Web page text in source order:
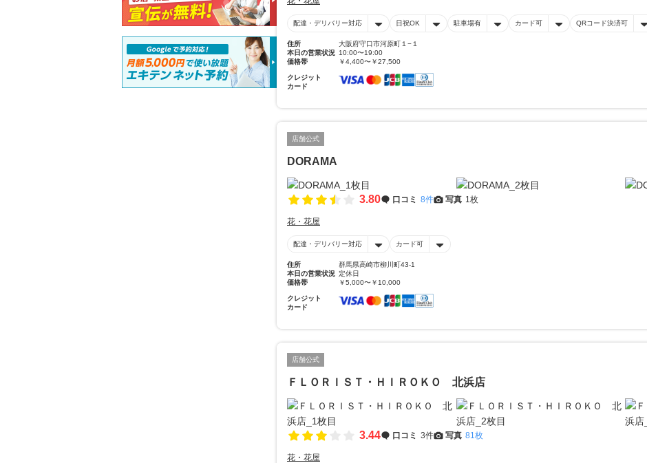
配達・デリバリー対応 日祝OK 駐車場有 カード可 QRコード決済可
住所
大阪府守口市河原町１−１
本日の営業状況 10:00〜19:00
価格帯
￥4,400〜￥27,500
クレジット
カード
店舗公式
DORAMA
3.80 口コミ 8件 写真 1枚
花・花屋
配達・デリバリー対応 カード可
住所
群馬県高崎市柳川町43-1
本日の営業状況 定休日
価格帯
￥5,000〜￥10,000
クレジット
カード
店舗公式
ＦＬＯＲＩＳＴ・ＨＩＲＯＫＯ 北浜店
3.44 口コミ 3件 写真 81枚
花・花屋